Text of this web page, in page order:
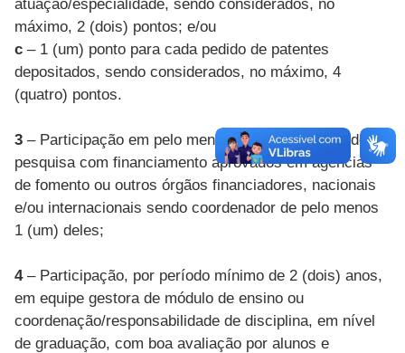
atuação/especialidade, sendo considerados, no
máximo, 2 (dois) pontos; e/ou
c – 1 (um) ponto para cada pedido de patentes
depositados, sendo considerados, no máximo, 4
(quatro) pontos.
3 – Participação em pelo menos 2 (dois) projetos de
pesquisa com financiamento aprovados em agências
de fomento ou outros órgãos financiadores, nacionais
e/ou internacionais sendo coordenador de pelo menos
1 (um) deles;
4– Participação, por período mínimo de 2 (dois) anos,
em equipe gestora de módulo de ensino ou
coordenação/responsabilidade de disciplina, em nível
de graduação, com boa avaliação por alunos e